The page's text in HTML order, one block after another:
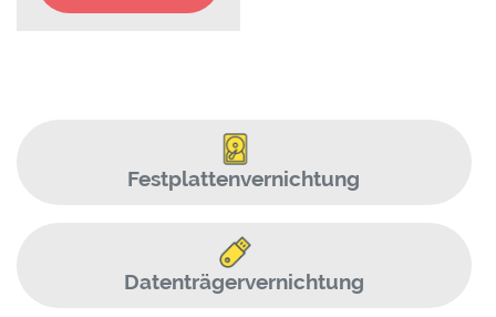
Festplattenvernichtung
Datenträgervernichtung